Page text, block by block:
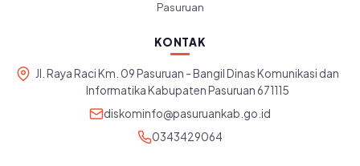
Pasuruan
KONTAK
Jl. Raya Raci Km. 09 Pasuruan - Bangil Dinas Komunikasi dan
Informatika Kabupaten Pasuruan 671115
diskominfo@pasuruankab.go.id
0343429064